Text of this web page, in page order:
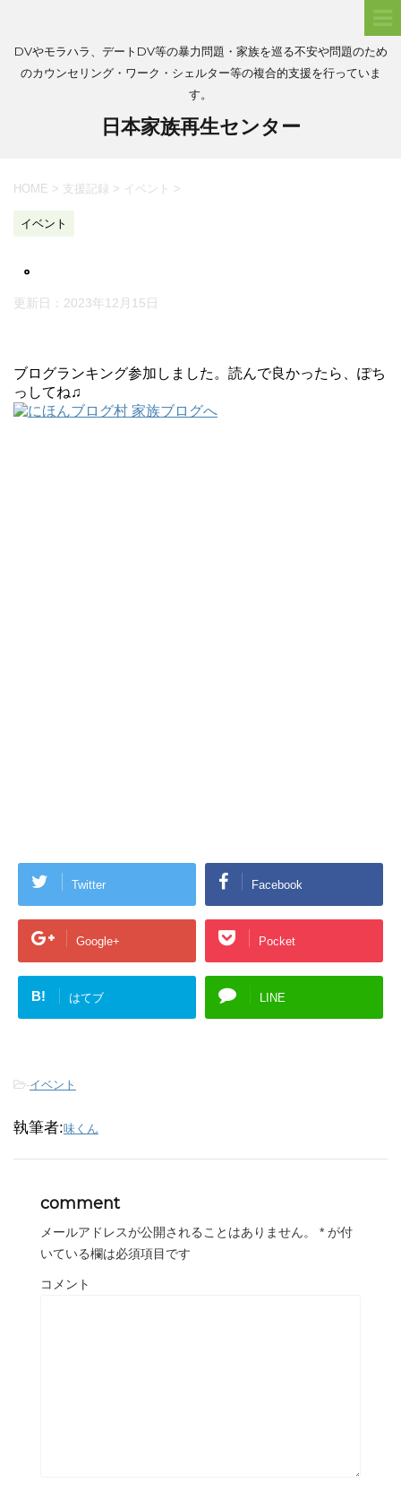
DVやモラハラ、デートDV等の暴力問題・家族を巡る不安や問題のため
のカウンセリング・ワーク・シェルター等の複合的支援を行っていま
す。
日本家族再生センター
HOME > 支援記録 > イベント >
イベント
。
更新日： 2023年12月15日
ブログランキング参加しました。読んで良かったら、ぽち
っしてね♫
Twitter Facebook
Google+ Pocket
B! はてブ LINE
-イベント
執筆者:味くん
comment
メールアドレスが公開されることはありません。 * が付
いている欄は必須項目です
コメント